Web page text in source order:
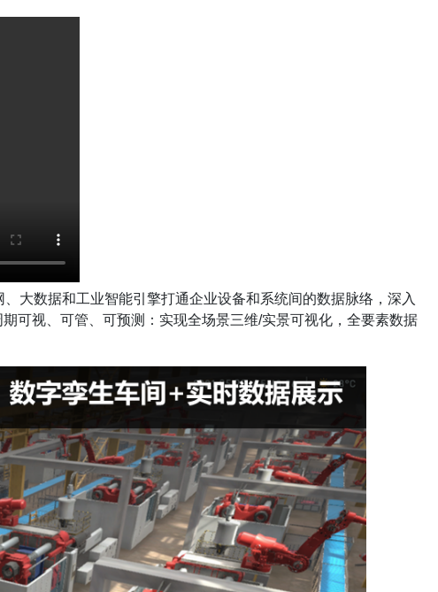
大数据和工业智能引擎打通企业设备和系统间的数据脉络，深入
可视、可管、可预测：实现全场景三维/实景可视化，全要素数据